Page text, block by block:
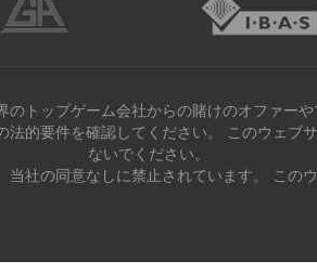
のトップゲーム会社からの賭けのオファー
的要件を確認してください。 このウェブ
ないでください。
社の同意なしに禁止されています。 この